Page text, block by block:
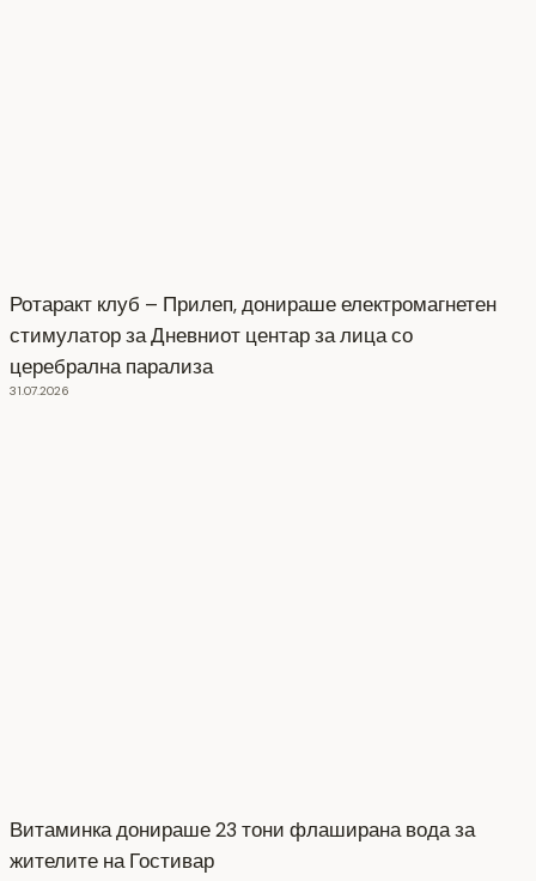
Ротаракт клуб – Прилеп, донираше електромагнетен
стимулатор за Дневниот центар за лица со
церебрална парализа
31.07.2026
Витаминка донираше 23 тони флаширана вода за
жителите на Гостивар